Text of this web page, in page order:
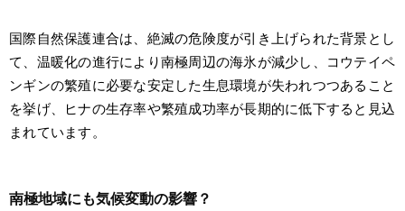
国際自然保護連合は、絶滅の危険度が引き上げられた背景とし
て、温暖化の進行により南極周辺の海氷が減少し、コウテイペ
ンギンの繁殖に必要な安定した生息環境が失われつつあること
を挙げ、ヒナの生存率や繁殖成功率が長期的に低下すると見込
まれています。
南極地域にも気候変動の影響？